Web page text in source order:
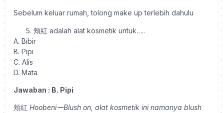
Sebelum keluar rumah, tolong make up terlebih dahulu
頬紅 adalah alat kosmetik untuk…..
A. Bibir
B. Pipi
C. Alis
D. Mata
Jawaban : B. Pipi
頬紅 HoobeniーBlush on, alat kosmetik ini namanya blush